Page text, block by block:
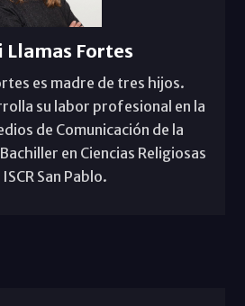
Llamas Fortes
es madre de tres hijos.
su labor profesional en la
de Comunicación de la
en Ciencias Religiosas
San Pablo.